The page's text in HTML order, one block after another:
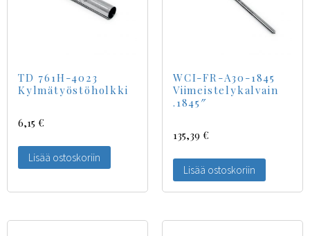
TD 761H-4023
Kylmätyöstöholkki
6,15 €
Lisää ostoskoriin
WCI-FR-A30-1845
Viimeistelykalvain
.1845″
135,39 €
Lisää ostoskoriin